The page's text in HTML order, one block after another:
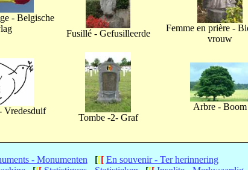
- Belgische
Fusillé - Gefusilleerde
Femme en prière -
vrouw
Vredesduif
Tombe -2- Graf
Arbre - Boom
- Monumenten [[[ En souvenir - Ter herinnering